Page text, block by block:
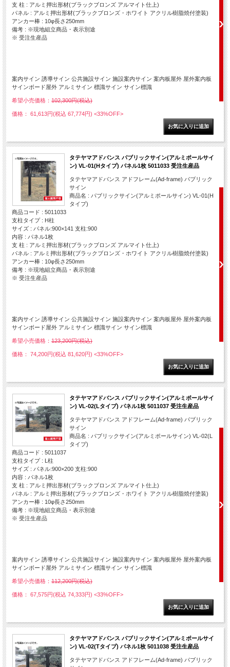
支 柱 : アルミ押出形材(ブラックブロンズ アルマイト仕上)
パネル : アルミ押出形材(ブラックブロンズ・ホワイト アクリル樹脂焼付塗装)
アンカー棒 : 10φ長さ250mm
備考 : ※現地組立商品・表示別途
※ 受注生産品
案内サイン 誘導サイン 公共施設サイン 施設案内サイン 案内板屋外 屋外案内板
サインボード屋外 アルミサイン 標識サイン サイン標識
希望小売価格： 102,300円(税込)
価格： 61,613円(税込 67,774円) <33%OFF>
タテヤマアドバンス パブリックサイン(アルミポールサイ
ン) VL-01(Hタイプ) パネル1枚 5011033 受注生産品
タテヤマアドバンス アドフレーム(Ad-frame) パブリック
サイン
商品名 : パブリックサイン(アルミポールサイン) VL-01(H
タイプ)
商品コード : 5011033
支柱タイプ : H柱
サイズ : パネル:900×141 支柱:900
内容 : パネル1枚
支 柱 : アルミ押出形材(ブラックブロンズ アルマイト仕上)
パネル : アルミ押出形材(ブラックブロンズ・ホワイト アクリル樹脂焼付塗装)
アンカー棒 : 10φ長さ250mm
備考 : ※現地組立商品・表示別途
※ 受注生産品
案内サイン 誘導サイン 公共施設サイン 施設案内サイン 案内板屋外 屋外案内板
サインボード屋外 アルミサイン 標識サイン サイン標識
希望小売価格： 123,200円(税込)
価格： 74,200円(税込 81,620円) <33%OFF>
タテヤマアドバンス パブリックサイン(アルミポールサイ
ン) VL-02(Lタイプ) パネル1枚 5011037 受注生産品
タテヤマアドバンス アドフレーム(Ad-frame) パブリック
サイン
商品名 : パブリックサイン(アルミポールサイン) VL-02(L
タイプ)
商品コード : 5011037
支柱タイプ : L柱
サイズ : パネル:900×200 支柱:900
内容 : パネル1枚
支 柱 : アルミ押出形材(ブラックブロンズ アルマイト仕上)
パネル : アルミ押出形材(ブラックブロンズ・ホワイト アクリル樹脂焼付塗装)
アンカー棒 : 10φ長さ250mm
備考 : ※現地組立商品・表示別途
※ 受注生産品
案内サイン 誘導サイン 公共施設サイン 施設案内サイン 案内板屋外 屋外案内板
サインボード屋外 アルミサイン 標識サイン サイン標識
希望小売価格： 112,200円(税込)
価格： 67,575円(税込 74,333円) <33%OFF>
タテヤマアドバンス パブリックサイン(アルミポールサイ
ン) VL-02(Tタイプ) パネル1枚 5011038 受注生産品
タテヤマアドバンス アドフレーム(Ad-frame) パブリック